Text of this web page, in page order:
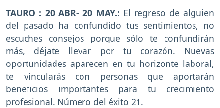
TAURO : 20 ABR- 20 MAY.: El regreso de alguien
del pasado ha confundido tus sentimientos, no
escuches consejos porque sólo te confundirán
más, déjate llevar por tu corazón. Nuevas
oportunidades aparecen en tu horizonte laboral,
te vincularás con personas que aportarán
beneficios importantes para tu crecimiento
profesional. Número del éxito 21.